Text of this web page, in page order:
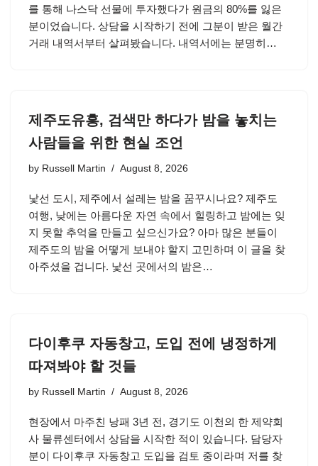
를 통해 나스닥 선물에 투자했다가 원금의 80%를 잃은
분이었습니다. 상담을 시작하기 전에 그분이 받은 월간
거래 내역서부터 살펴봤습니다. 내역서에는 분명히…
제주도유흥, 검색만 하다가 밤을 놓치는
사람들을 위한 현실 조언
by Russell Martin August 8, 2026
낯선 도시, 제주에서 설레는 밤을 꿈꾸시나요? 제주도
여행, 낮에는 아름다운 자연 속에서 힐링하고 밤에는 잊
지 못할 추억을 만들고 싶으신가요? 아마 많은 분들이
제주도의 밤을 어떻게 보내야 할지 고민하며 이 글을 찾
아주셨을 겁니다. 낯선 곳에서의 밤은…
다이후쿠 자동창고, 도입 전에 냉정하게
따져봐야 할 것들
by Russell Martin August 8, 2026
현장에서 마주친 낭패 3년 전, 경기도 이천의 한 제약회
사 물류센터에서 상담을 시작한 적이 있습니다. 담당자
분이 다이후쿠 자동창고 도입을 검토 중이라며 저를 찾